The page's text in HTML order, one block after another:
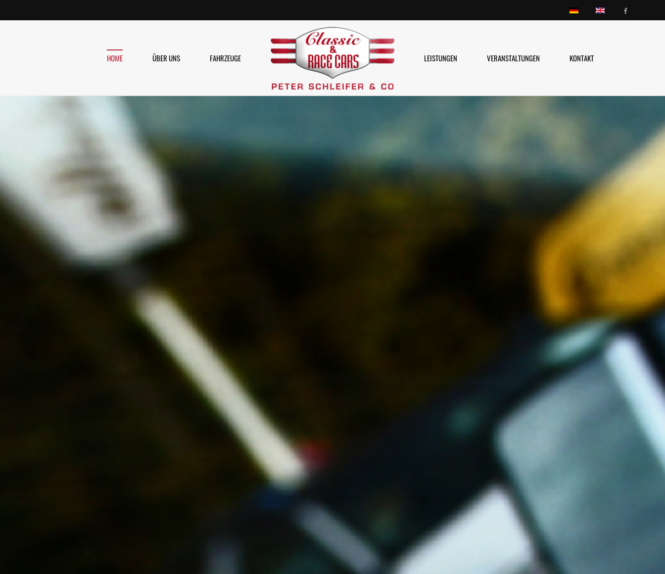
HOME ÜBER UNS FAHRZEUGE LEISTUNGEN VERANSTALTUNGEN KONTAKT